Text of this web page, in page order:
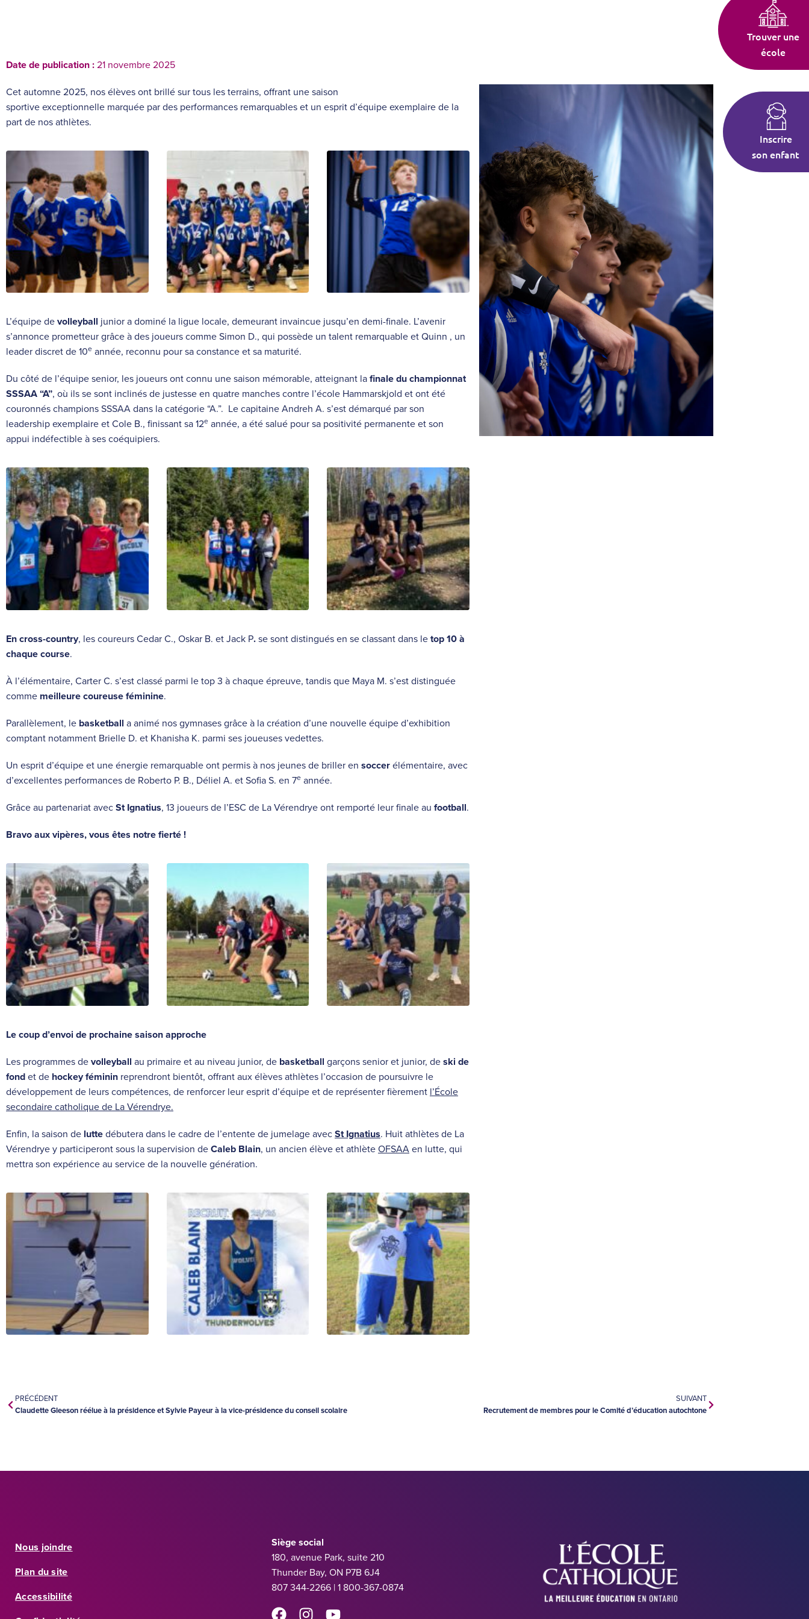
Trouver une
école
Inscrire
son enfant
Date de publication :21 novembre 2025
Cetautomne2025, nos élèves ont brillé sur tous les terrains, offrant une saison
sportiveexceptionnelle marquée par des performances remarquables et un esprit d’équipe exemplaire de la
part de nos athlètes.
L’équipe devolleyball junior a dominé la ligue locale, demeurant invaincue jusqu’en demi-finale. L’avenir
s’annonce prometteur grâce à des joueurs comme Simon D., qui possède un talent remarquable et Quinn , un
leader discret de 10e année, reconnu pour sa constance et sa maturité.
Du côté de l’équipe senior, les joueurs ont connu une saison mémorable, atteignant lafinale du championnat
SSSAA “A”, où ils se sont inclinés de justesse en quatre manches contre l’école Hammarskjold et ont été
couronnés champions SSSAA dans la catégorie “A.”. Le capitaine Andreh A. s’est démarqué par son
leadership exemplaire et Cole B., finissant sa 12e année, a été salué pour sa positivité permanente et son
appui indéfectible à ses coéquipiers.
En cross-country, les coureurs Cedar C., Oskar B. et Jack P.se sont distingués en se classant dans letop 10 à
chaque course.
À l’élémentaire, Carter C. s’est classé parmi le top 3 à chaque épreuve, tandis que Maya M. s’est distinguée
comme meilleure coureuse féminine.
Parallèlement, le basketball a animé nos gymnases grâce à la création d’une nouvelle équipe d’exhibition
comptant notamment Brielle D. et Khanisha K. parmi ses joueuses vedettes.
Un esprit d’équipe et une énergie remarquable ont permis à nos jeunes de briller en soccerélémentaire, avec
d’excellentes performances de Roberto P. B., Déliel A. et Sofia S. en 7e année.
Grâce au partenariat avecSt Ignatius, 13 joueurs de l’ESC de La Vérendrye ont remporté leur finale au football.
Bravo aux vipères, vous êtes notre fierté !
Le coup d’envoi de prochaine saison approche
Les programmes devolleyball au primaire et au niveau junior, de basketball garçons senior et junior, deski de
fondet de hockey féminin reprendront bientôt, offrant aux élèves athlètes l’occasion de poursuivre le
développement de leurs compétences, de renforcer leur esprit d’équipe et de représenter fièrement l’École
secondaire catholique de La Vérendrye.
Enfin, la saison de luttedébutera dans le cadre de l’entente de jumelage avecSt Ignatius. Huit athlètes de La
Vérendrye y participeront sous la supervision deCaleb Blain, un ancien élève et athlèteOFSAAen lutte, qui
mettra son expérience au service de la nouvelle génération.
PRÉCÉDENT
Claudette Gleeson réélue à la présidence et Sylvie Payeur à la vice-présidence du conseil scolaire
SUIVANT
Recrutement de membres pour le Comité d’éducation autochtone
Nous joindre
Plan du site
Accessibilité
Siège social
180, avenue Park, suite 210
Thunder Bay, ON P7B 6J4
807 344-2266 | 1 800-367-0874